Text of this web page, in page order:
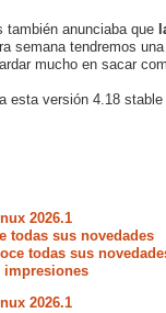
también anunciaba que
semana tendremos una
mucho en sacar
esta versión 4.18
2026.1
todas sus novedades
todas sus
impresiones
2026.1